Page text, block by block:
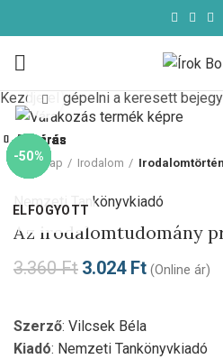
Click to enlarge
Kezdőlap Irodalom
Nemzeti Tankönyvkiadó
Az irodalomtudomány
3.360Ft 3.024 Ft (Online ár)
Szerző: Vilcsek Béla
Kiadó: Nemzeti Tankönyvkiadó
-10%
Bezárás
-10%
ELFOGYOTT
Bezárás
-10%
Bezárás
-10%
Bezárás
-10%
Bezárás
-10%
Bezárás
-10%
Bezárás
-50%
Bezárás
Kezdje el gépelni a keresett